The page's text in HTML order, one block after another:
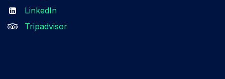
LinkedIn
Tripadvisor